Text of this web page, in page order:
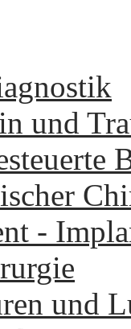
und
-
und